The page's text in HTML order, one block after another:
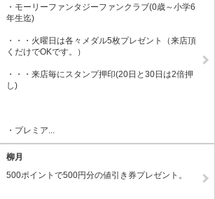
・モーリーファンタジーファンクラブ(0歳～小学6
年生迄)
・・・火曜日は各々メダル5枚プレゼント（来店頂
くだけでOKです。）
・・・来店毎にスタンプ押印(20日と30日は2倍押
し)
・プレミア...
柳月
500ポイントで500円分の値引き券プレゼント。